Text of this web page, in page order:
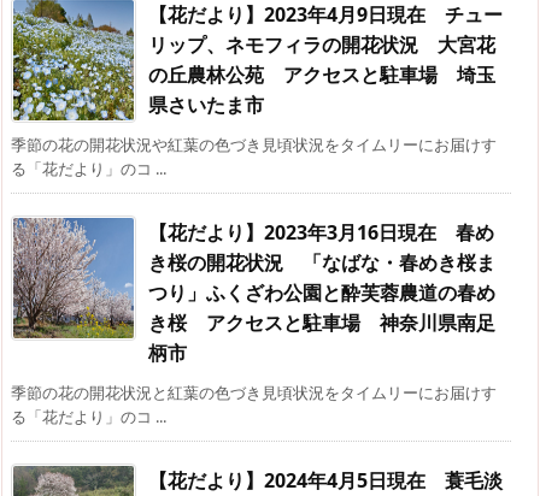
【花だより】2023年4月9日現在 チュー
リップ、ネモフィラの開花状況 大宮花
の丘農林公苑 アクセスと駐車場 埼玉
県さいたま市
季節の花の開花状況や紅葉の色づき見頃状況をタイムリーにお届けす
る「花だより」のコ ...
【花だより】2023年3月16日現在 春め
き桜の開花状況 「なばな・春めき桜ま
つり」ふくざわ公園と酔芙蓉農道の春め
き桜 アクセスと駐車場 神奈川県南足
柄市
季節の花の開花状況と紅葉の色づき見頃状況をタイムリーにお届けす
る「花だより」のコ ...
【花だより】2024年4月5日現在 蓑毛淡